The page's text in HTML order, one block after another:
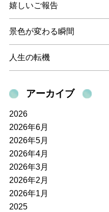
嬉しいご報告
景色が変わる瞬間
人生の転機
アーカイブ
2026
2026年6月
2026年5月
2026年4月
2026年3月
2026年2月
2026年1月
2025